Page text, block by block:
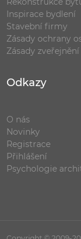
Inspirace bydlení
Stavební firmy
Zásady ochrany
Zásady
Odkazy
O nás
Novinky
Registrace
Přihlášení
Psychologie